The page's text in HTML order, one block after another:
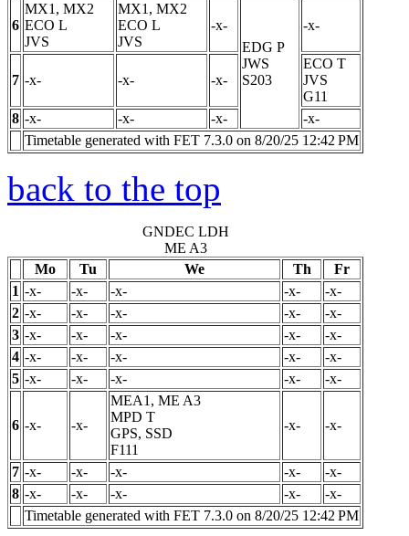
6
MX1, MX2
ECO L
JVS
MX1, MX2
ECO L
JVS
-x-
EDG P
JWS
S203
-x-
7 -x- -x- -x-
ECO T
JVS
G11
8 -x- -x- -x-
-x-
Timetable generated with FET 7.3.0 on 8/20/25 12:42 PM
back to the top
GNDEC LDH
ME A3
Mo
Tu We Th
Fr
1 -x- -x- -x- -x-
-x-
2 -x- -x- -x- -x-
-x-
3 -x- -x- -x- -x-
-x-
4 -x- -x- -x- -x-
-x-
5 -x- -x- -x- -x- -x-
6 -x- -x-
MEA1, ME A3
MPD T
GPS, SSD
F111
-x- -x-
7 -x- -x- -x- -x-
-x-
8 -x- -x- -x- -x-
-x-
Timetable generated with FET 7.3.0 on 8/20/25 12:42 PM